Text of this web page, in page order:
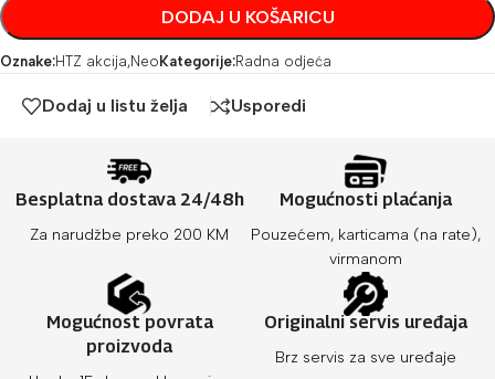
DODAJ U KOŠARICU
Oznake:HTZ akcija,Neo Kategorije:Radna odjeća
Dodaj u listu želja Usporedi
Besplatna dostava 24/48h
Za narudžbe preko 200 KM
Mogućnosti plaćanja
Pouzećem, karticama (na rate),
virmanom
Mogućnost povrata
proizvoda
Originalni servis uređaja
Brz servis za sve uređaje